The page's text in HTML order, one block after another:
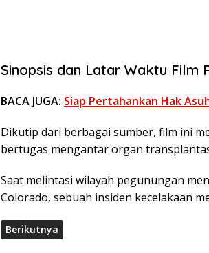
Sinopsis dan Latar Waktu Film
BACA JUGA: Siap Pertahankan Hak
Dikutip dari berbagai sumber, film ini
bertugas mengantar organ
Saat melintasi wilayah pegunungan
Colorado, sebuah insiden kecelakaan
Berikutnya